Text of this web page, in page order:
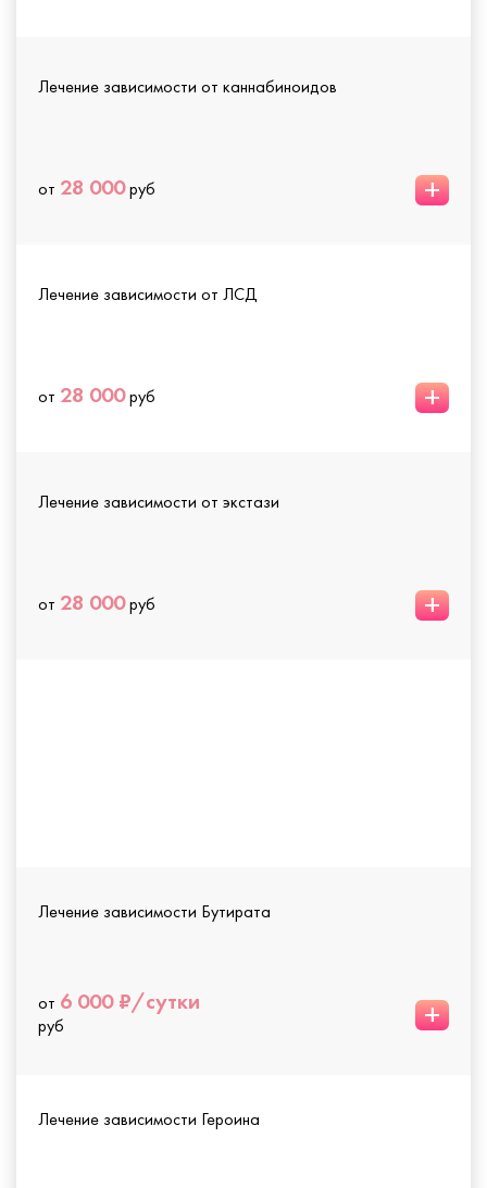
Лечение зависимости от каннабиноидов
от 28 000руб +
Лечение зависимости от ЛСД
от 28 000руб +
Лечение зависимости от экстази
от 28 000руб +
Лечение зависимости Бутирата
от 6 000 ₽/сутки
руб +
Лечение зависимости Героина